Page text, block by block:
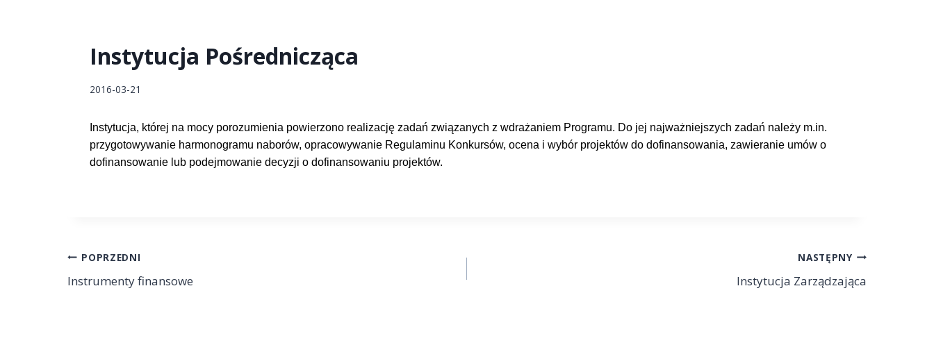
Instytucja Pośrednicząca
2016-03-21
Instytucja, której na mocy porozumienia powierzono realizację zadań związanych z wdrażaniem Programu. Do jej najważniejszych zadań należy m.in.
przygotowywanie harmonogramu naborów, opracowywanie Regulaminu Konkursów, ocena i wybór projektów do dofinansowania, zawieranie umów o
dofinansowanie lub podejmowanie decyzji o dofinansowaniu projektów.
POPRZEDNI
Instrumenty finansowe
NASTĘPNY
Instytucja Zarządzająca